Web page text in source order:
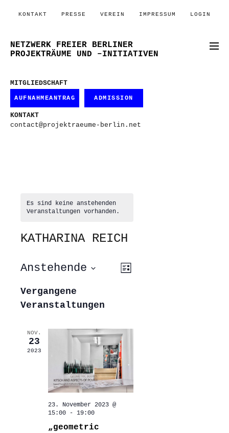
KONTAKT PRESSE VEREIN IMPRESSUM LOGIN
NETZWERK FREIER BERLINER
PROJEKTRÄUME UND –INITIATIVEN
MITGLIEDSCHAFT
AUFNAHMEANTRAG ADMISSION
KONTAKT
contact@projektraeume-berlin.net
Es sind keine anstehenden
Veranstaltungen vorhanden.
KATHARINA REICH
ANSICHTEN-
NAVIGATION
VERANSTALTUNG
ANSICHTEN-
Liste
Anstehende
wählen.
Vergangene
Veranstaltungen
NOV.
23
2023
23. November 2023 @
15:00- 19:00
„geometric